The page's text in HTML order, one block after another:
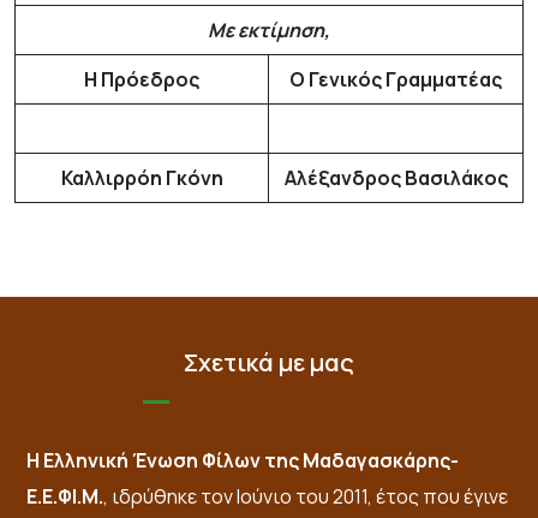
Με εκτίμηση,
Η Πρόεδρος
Ο Γενικός Γραμματέας
Καλλιρρόη Γκόνη Αλέξανδρος Βασιλάκος
Σχετικά με μας
Η Ελληνική Ένωση Φίλων της Μαδαγασκάρης-
Ε.Ε.ΦΙ.Μ., ιδρύθηκε τον Ιούνιο του 2011, έτος που έγινε